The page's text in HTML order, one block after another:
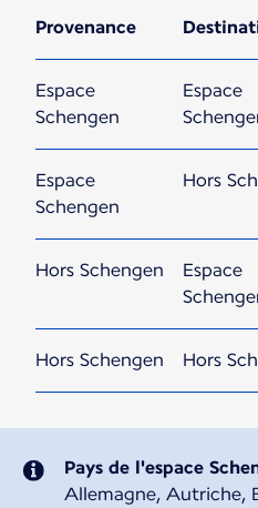
Provenance
Espace
Schengen
Espace
Espace
Schengen
Hors
Hors Schengen
Espace
Hors Schengen Hors
Pays de l'espace
Allemagne, Autriche,